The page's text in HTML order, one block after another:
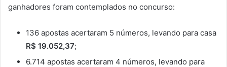
ganhadores foram contemplados no concurso:
136 apostas acertaram 5 números, levando para casa
R$ 19.052,37;
6.714 apostas acertaram 4 números, levando para